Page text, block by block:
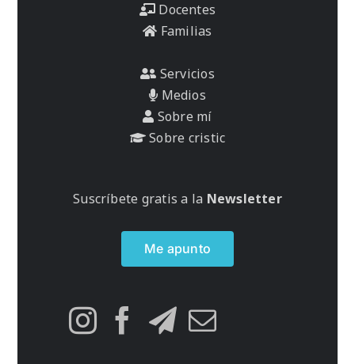
Docentes
Familias
Servicios
Medios
Sobre mí
Sobre cristic
Suscríbete gratis a la Newsletter
Me apunto